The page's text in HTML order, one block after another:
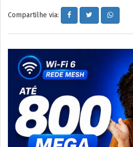
Compartilhe via: